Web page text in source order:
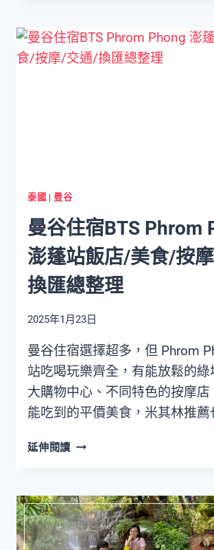
達
雅
谷
達
搭
乘
方
BANGKOK
PATTAYA
泰國 | 曼谷
曼谷住宿BTS Phrom
澎蓬站飯店/美食/按
換匯總整理
2025年1月23日
曼谷住宿選擇超多，但 Phrom
站吃喝玩樂齊全，有能放鬆的綠
大購物中心、不同特色的按摩店
能吃到的平價美食，米其林推薦
延伸閱讀 曼
宿
BTS
PHROM
PHONG